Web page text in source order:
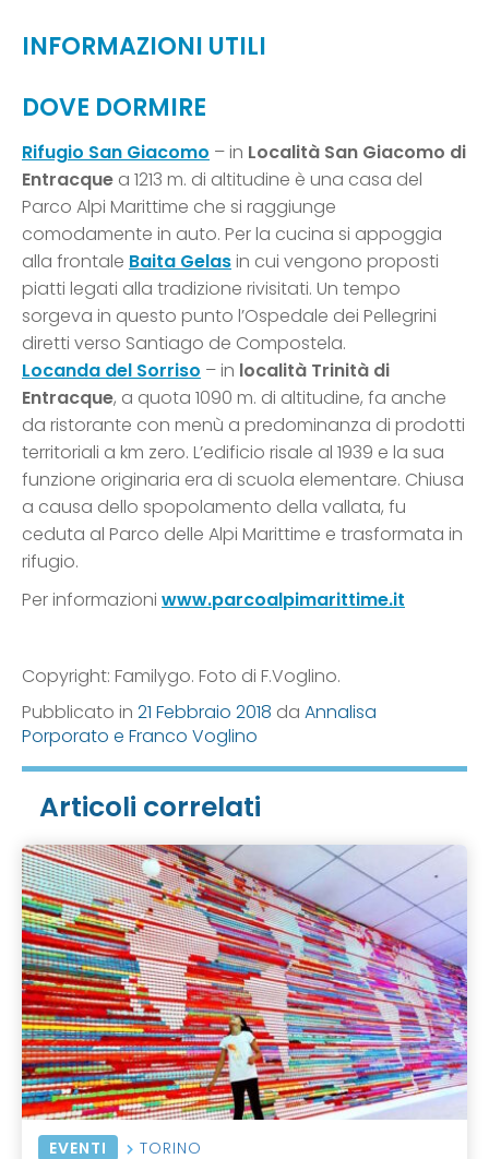
INFORMAZIONI UTILI
DOVE DORMIRE
Rifugio San Giacomo – in Località San Giacomo di
Entracque a 1213 m. di altitudine è una casa del
Parco Alpi Marittime che si raggiunge
comodamente in auto. Per la cucina si appoggia
alla frontale Baita Gelasin cui vengono proposti
piatti legati alla tradizione rivisitati. Un tempo
sorgeva in questo punto l’Ospedale dei Pellegrini
diretti verso Santiago de Compostela.
Locanda del Sorriso – in località Trinità di
Entracque, a quota 1090 m. di altitudine, fa anche
da ristorante con menù a predominanza di prodotti
territoriali a km zero. L’edificio risale al 1939 e la sua
funzione originaria era di scuola elementare. Chiusa
a causa dello spopolamento della vallata, fu
ceduta al Parco delle Alpi Marittime e trasformata in
rifugio.
Per informazioni www.parcoalpimarittime.it
Copyright: Familygo. Foto di F.Voglino.
Pubblicato in 21 Febbraio 2018 da Annalisa
Porporato e Franco Voglino
Articoli correlati
EVENTI TORINO